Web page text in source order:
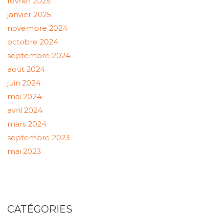
janvier 2025
novembre 2024
octobre 2024
septembre 2024
août 2024
juin 2024
mai 2024
avril 2024
mars 2024
septembre 2023
mai 2023
CATÉGORIES